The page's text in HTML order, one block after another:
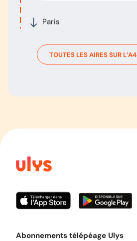
Paris
TOUTES LES AIRES SUR L’A4
Abonnements télépéage Ulys